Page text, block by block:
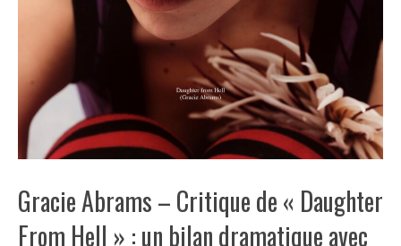
Gracie Abrams – Critique de « Daughter
From Hell » : un bilan dramatique avec